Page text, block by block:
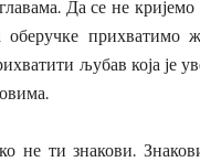
Да се не
оберучке прихватимо
љубав која је
не ти знакови.